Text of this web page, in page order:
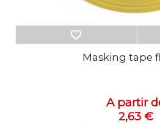
Masking tape
A partir
2,63 €